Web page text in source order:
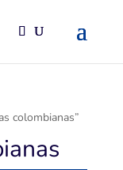
colombianas”